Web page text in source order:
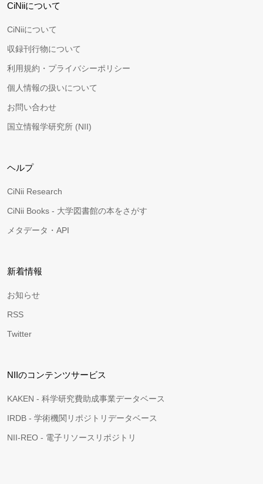
CiNiiについて
CiNiiについて
収録刊行物について
利用規約・プライバシーポリシー
個人情報の扱いについて
お問い合わせ
国立情報学研究所 (NII)
ヘルプ
CiNii Research
CiNii Books - 大学図書館の本をさがす
メタデータ・API
新着情報
お知らせ
RSS
Twitter
NIIのコンテンツサービス
KAKEN - 科学研究費助成事業データベース
IRDB - 学術機関リポジトリデータベース
NII-REO - 電子リソースリポジトリ